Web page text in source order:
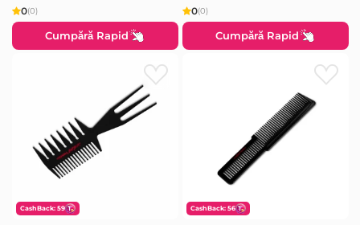
0(0)
Cumpără Rapid
0(0)
Cumpără Rapid
CashBack: 59 CashBack: 56